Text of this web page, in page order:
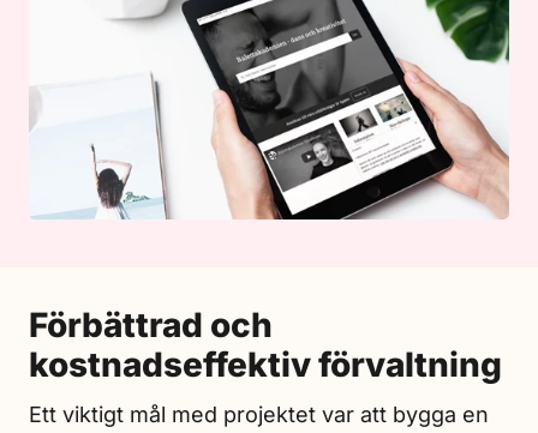
Förbättrad och
kostnadseffektiv förvaltning
Ett viktigt mål med projektet var att bygga en